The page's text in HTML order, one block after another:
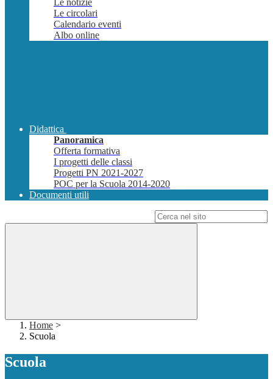
Le notizie
Le circolari
Calendario eventi
Albo online
Didattica
Panoramica
Offerta formativa
I progetti delle classi
Progetti PN 2021-2027
POC per la Scuola 2014-2020
Documenti utili
Home >
Scuola
Scuola